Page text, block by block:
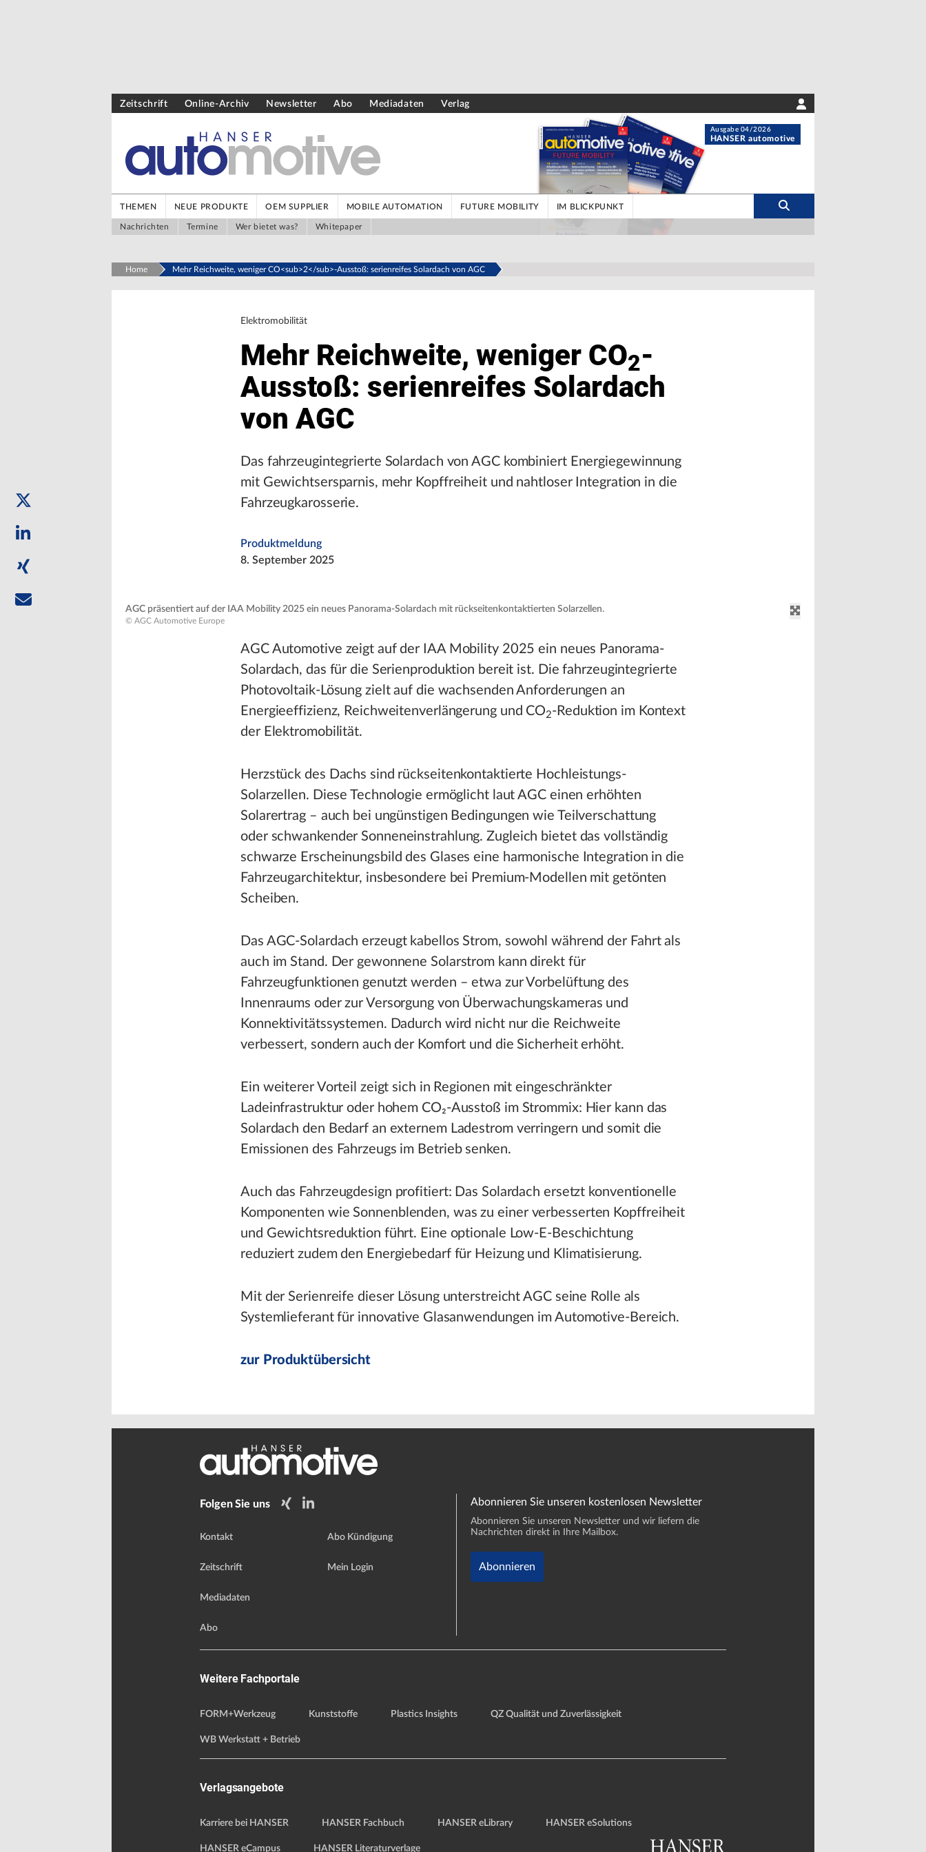
Zeitschrift Online-Archiv Newsletter Abo Mediadaten Verlag
Ausgabe 04/2026
HANSER automotive
THEMEN NEUE PRODUKTE OEM SUPPLIER MOBILE AUTOMATION FUTURE MOBILITY IM BLICKPUNKT
Nachrichten Termine Wer bietet was? Whitepaper
Home Mehr Reichweite, weniger CO<sub>2</sub>-Ausstoß: serienreifes Solardach von AGC
Elektromobilität
Mehr Reichweite, weniger CO2-
Ausstoß: serienreifes Solardach
von AGC
Das fahrzeugintegrierte Solardach von AGC kombiniert Energiegewinnung
mit Gewichtsersparnis, mehr Kopffreiheit und nahtloser Integration in die
Fahrzeugkarosserie.
Produktmeldung
8. September 2025
AGC präsentiert auf der IAA Mobility 2025 ein neues Panorama-Solardach mit rückseitenkontaktierten Solarzellen.
© AGC Automotive Europe
AGC Automotive zeigt auf der IAA Mobility 2025 ein neues Panorama-
Solardach, das für die Serienproduktion bereit ist. Die fahrzeugintegrierte
Photovoltaik-Lösung zielt auf die wachsenden Anforderungen an
Energieeffizienz, Reichweitenverlängerung und CO2-Reduktion im Kontext
der Elektromobilität.
Herzstück des Dachs sind rückseitenkontaktierte Hochleistungs-
Solarzellen. Diese Technologie ermöglicht laut AGC einen erhöhten
Solarertrag – auch bei ungünstigen Bedingungen wie Teilverschattung
oder schwankender Sonneneinstrahlung. Zugleich bietet das vollständig
schwarze Erscheinungsbild des Glases eine harmonische Integration in die
Fahrzeugarchitektur, insbesondere bei Premium-Modellen mit getönten
Scheiben.
Das AGC-Solardach erzeugt kabellos Strom, sowohl während der Fahrt als
auch im Stand. Der gewonnene Solarstrom kann direkt für
Fahrzeugfunktionen genutzt werden – etwa zur Vorbelüftung des
Innenraums oder zur Versorgung von Überwachungskameras und
Konnektivitätssystemen. Dadurch wird nicht nur die Reichweite
verbessert, sondern auch der Komfort und die Sicherheit erhöht.
Ein weiterer Vorteil zeigt sich in Regionen mit eingeschränkter
Ladeinfrastruktur oder hohem CO₂-Ausstoß im Strommix: Hier kann das
Solardach den Bedarf an externem Ladestrom verringern und somit die
Emissionen des Fahrzeugs im Betrieb senken.
Auch das Fahrzeugdesign profitiert: Das Solardach ersetzt konventionelle
Komponenten wie Sonnenblenden, was zu einer verbesserten Kopffreiheit
und Gewichtsreduktion führt. Eine optionale Low-E-Beschichtung
reduziert zudem den Energiebedarf für Heizung und Klimatisierung.
Mit der Serienreife dieser Lösung unterstreicht AGC seine Rolle als
Systemlieferant für innovative Glasanwendungen im Automotive-Bereich.
zur Produktübersicht
Folgen Sie uns
Kontakt
Zeitschrift
Mediadaten
Abo
Abo Kündigung
Mein Login
Abonnieren Sie unseren kostenlosen Newsletter
Abonnieren Sie unseren Newsletter und wir liefern die
Nachrichten direkt in Ihre Mailbox.
Abonnieren
Weitere Fachportale
FORM+Werkzeug Kunststoffe Plastics Insights QZ Qualität und Zuverlässigkeit
WB Werkstatt + Betrieb
Verlagsangebote
Karriere bei HANSER HANSER Fachbuch HANSER eLibrary HANSER eSolutions
HANSER eCampus HANSER Literaturverlage